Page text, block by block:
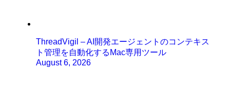
ThreadVigil – AI開発エージェントのコンテキス
ト管理を自動化するMac専用ツール
August 6, 2026